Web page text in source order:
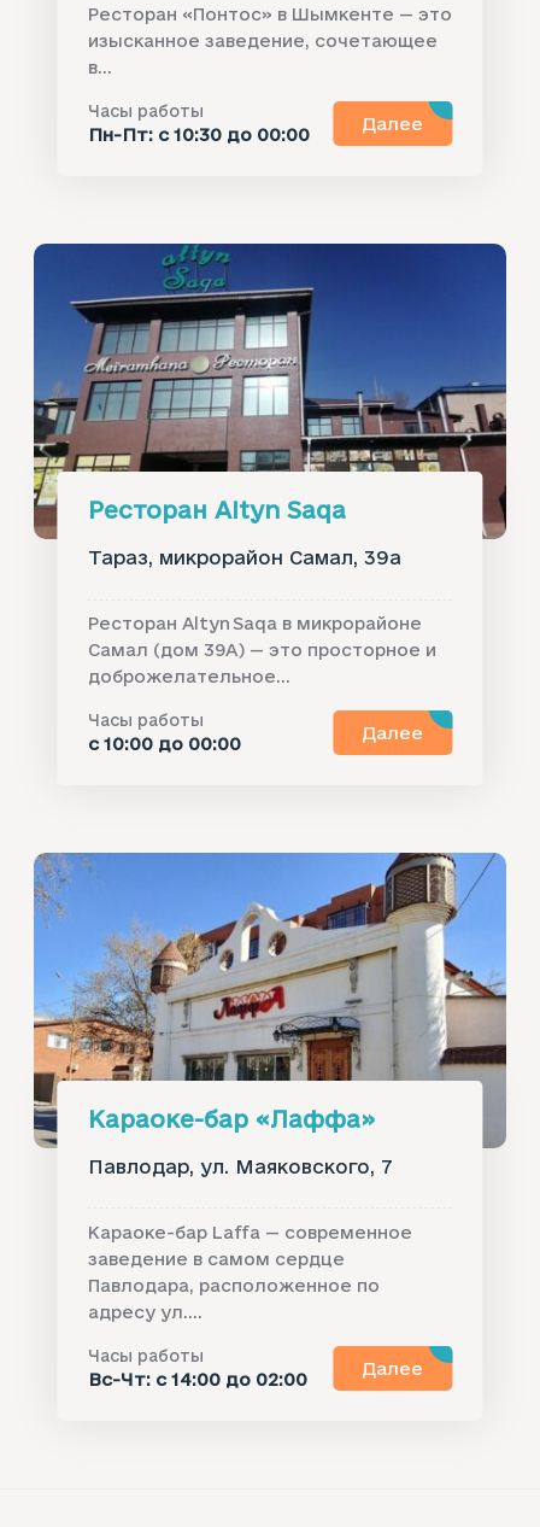
Ресторан «Понтос» в Шымкенте — это
изысканное заведение, сочетающее
в...
Часы работы
Пн-Пт: с 10:30 до 00:00
Далее
Ресторан Altyn Saqa
Тараз, микрорайон Самал, 39а
Ресторан Altyn Saqa в микрорайоне
Самал (дом 39А) — это просторное и
доброжелательное...
Часы работы
с 10:00 до 00:00
Далее
Караоке-бар «Лаффа»‎
Павлодар, ул. Маяковского, 7
Караоке-бар Laffa — современное
заведение в самом сердце
Павлодара, расположенное по
адресу ул....
Часы работы
Вс-Чт: с 14:00 до 02:00
Далее